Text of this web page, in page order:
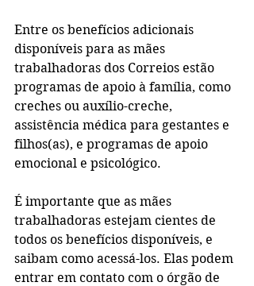
Entre os benefícios adicionais
disponíveis para as mães
trabalhadoras dos Correios estão
programas de apoio à família, como
creches ou auxílio-creche,
assistência médica para gestantes e
filhos(as), e programas de apoio
emocional e psicológico.
É importante que as mães
trabalhadoras estejam cientes de
todos os benefícios disponíveis, e
saibam como acessá-los. Elas podem
entrar em contato com o órgão de